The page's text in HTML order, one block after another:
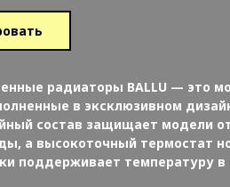
радиаторы BALLU — это
в эксклюзивном
состав защищает модели
а высокоточный термостат
поддерживает температуру